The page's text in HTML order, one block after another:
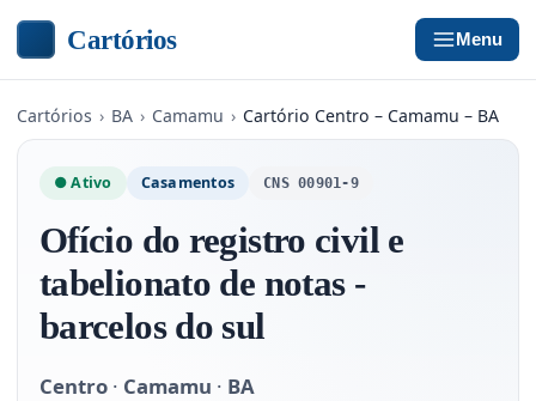
Cartórios Menu
Cartórios › BA › Camamu › Cartório Centro – Camamu – BA
● Ativo Casamentos CNS 00901-9
Ofício do registro civil e
tabelionato de notas -
barcelos do sul
Centro · Camamu · BA